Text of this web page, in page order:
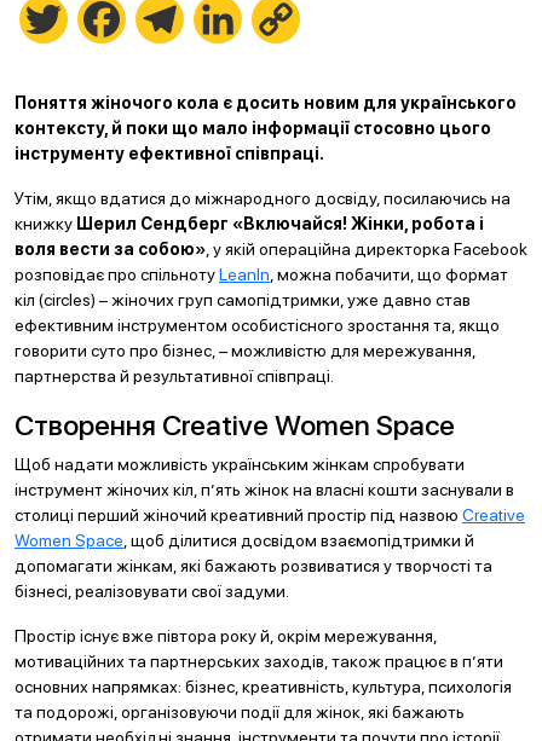
Twitter FacebookTelegramLinkedIn
Поняття жіночого кола є досить новим для українського
контексту, й поки що мало інформації стосовно цього
інструменту ефективної співпраці.
Утім, якщо вдатися до міжнародного досвіду, посилаючись на
книжку Шерил Сендберг «Включайся! Жінки, робота і
воля вести за собою» , у якій операційна директорка Facebook
розповідає про спільнотуLeanIn , можна побачити, що формат
кіл (circles) – жіночих груп самопідтримки, уже давно став
ефективним інструментом особистісного зростання та, якщо
говорити суто про бізнес, – можливістю для мережування,
партнерства й результативної співпраці.
Створення Creative Women Space
Щоб надати можливість українським жінкам спробувати
інструмент жіночих кіл, п’ять жінок на власні кошти заснували в
столиці перший жіночий креативний простір під назвою Creative
Women Space , щоб ділитися досвідом взаємопідтримки й
допомагати жінкам, які бажають розвиватися у творчості та
бізнесі, реалізовувати свої задуми.
Простір існує вже півтора року й, окрім мережування,
мотиваційних та партнерських заходів, також працює в п’яти
основних напрямках: бізнес, креативність, культура, психологія
та подорожі, організовуючи події для жінок, які бажають